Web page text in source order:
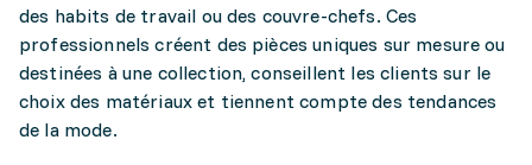
des habits de travail ou des couvre-chefs. Ces
professionnels créent des pièces uniques sur mesure ou
destinées à une collection, conseillent les clients sur le
choix des matériaux et tiennent compte des tendances
de la mode.